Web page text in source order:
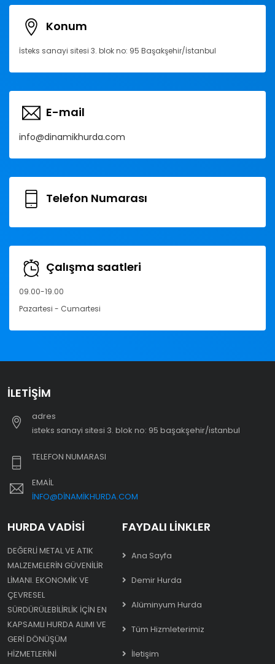
Konum
İsteks sanayi sitesi 3. blok no: 95 Başakşehir/İstanbul
E-mail
info@dinamikhurda.com
Telefon Numarası
Çalışma saatleri
09.00-19.00
Pazartesi - Cumartesi
İLETIŞIM
adres
i̇steks sanayi sitesi 3. blok no: 95 başakşehir/i̇stanbul
TELEFON NUMARASI
EMAIL
INFO@DINAMIKHURDA.COM
HURDA VADISI
DEĞERLI METAL VE ATIK
MALZEMELERIN GÜVENILIR
LIMANI. EKONOMIK VE
ÇEVRESEL
SÜRDÜRÜLEBILIRLIK IÇIN EN
KAPSAMLI HURDA ALIMI VE
GERI DÖNÜŞÜM
HIZMETLERINI
FAYDALI LINKLER
Ana Sayfa
Demir Hurda
Alüminyum Hurda
Tüm Hizmleterimiz
İletişim